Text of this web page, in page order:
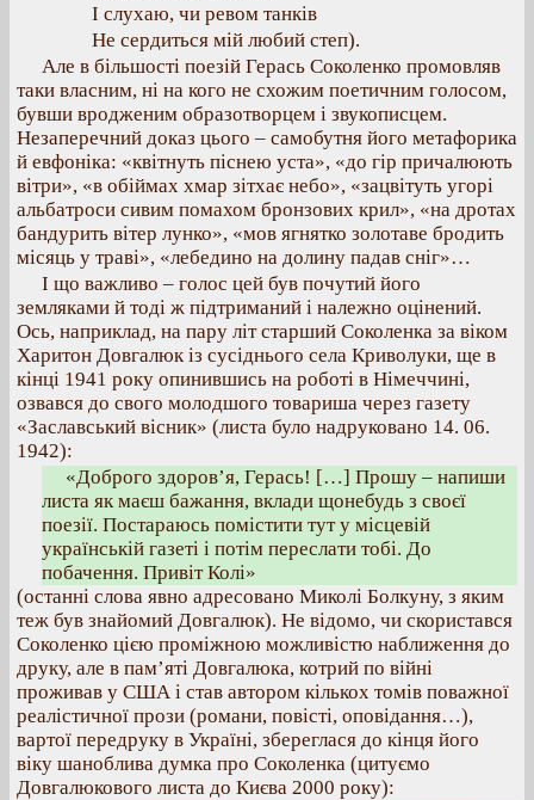
І слухаю, чи ревом танків
Не сердиться мій любий степ).
Але в більшості поезій Герась Соколенко промовляв
таки власним, ні на кого не схожим поетичним голосом,
бувши вродженим образотворцем і звукописцем.
Незаперечний доказ цього – самобутня його метафорика
й евфоніка: «квітнуть піснею уста», «до гір причалюють
вітри», «в обіймах хмар зітхає небо», «зацвітуть угорі
альбатроси сивим помахом бронзових крил», «на дротах
бандурить вітер лунко», «мов ягнятко золотаве бродить
місяць у траві», «лебедино на долину падав сніг»…
І що важливо – голос цей був почутий його
земляками й тоді ж підтриманий і належно оцінений.
Ось, наприклад, на пару літ старший Соколенка за віком
Харитон Довгалюк із сусіднього села Криволуки, ще в
кінці 1941 року опинившись на роботі в Німеччині,
озвався до свого молодшого товариша через газету
«Заславський вісник» (листа було надруковано 14. 06.
1942):
«Доброго здоров’я, Герась! […] Прошу – напиши
листа як маєш бажання, вклади щонебудь з своєї
поезії. Постараюсь помістити тут у місцевій
українській газеті і потім переслати тобі. До
побачення. Привіт Колі»
(останні слова явно адресовано Миколі Болкуну, з яким
теж був знайомий Довгалюк). Не відомо, чи скористався
Соколенко цією проміжною можливістю наближення до
друку, але в пам’яті Довгалюка, котрий по війні
проживав у США і став автором кількох томів поважної
реалістичної прози (романи, повісті, оповідання…),
вартої передруку в Україні, збереглася до кінця його
віку шаноблива думка про Соколенка (цитуємо
Довгалюкового листа до Києва 2000 року):